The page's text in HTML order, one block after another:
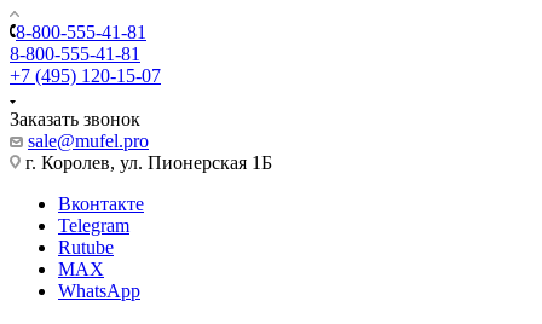
8-800-555-41-81
8-800-555-41-81
+7 (495) 120-15-07
Заказать звонок
sale@mufel.pro
г. Королев, ул. Пионерская 1Б
Вконтакте
Telegram
Rutube
MAX
WhatsApp